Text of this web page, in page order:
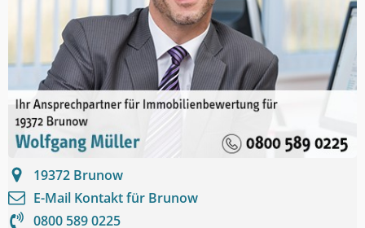
19372 Brunow
E-Mail Kontakt für Brunow
0800 589 0225